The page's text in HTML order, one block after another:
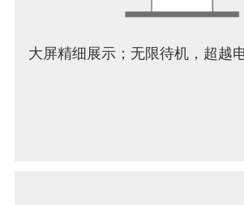
大屏精细展示；无限待机，超越